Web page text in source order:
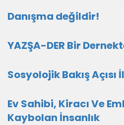
Danışma değildir!
YAZŞA-DER Bir
Sosyolojik Bakış
Ev Sahibi, Kiracı Ve
Kaybolan İnsanlık